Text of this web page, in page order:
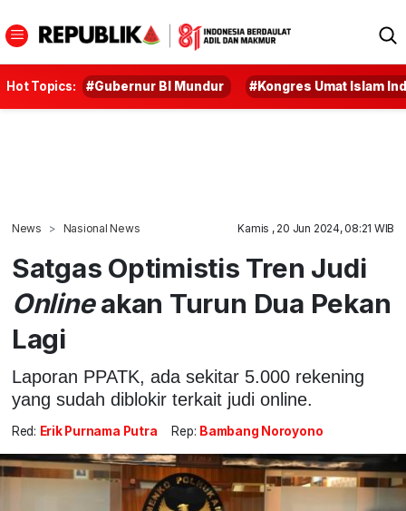
Hot Topics: #Gubernur BI Mundur #Kongres Umat Islam
News Nasional News Kamis , 20 Jun 2024, 08:21 WIB
Satgas Optimistis Tren Judi
Onlineakan Turun Dua Pekan
Lagi
Laporan PPATK, ada sekitar 5.000 rekening
yang sudah diblokir terkait judi online.
Red: Erik Purnama Putra Rep: Bambang Noroyono